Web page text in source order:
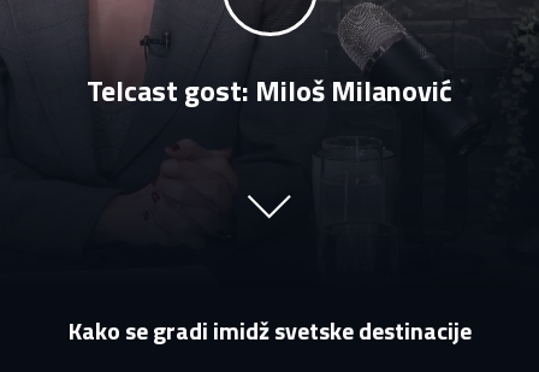
Telcast gost: Miloš Milanović
Kako se gradi imidž svetske destinacije